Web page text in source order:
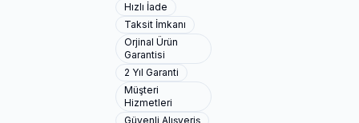
Hızlı İade
Taksit İmkanı
Orjinal Ürün
Garantisi
2 Yıl Garanti
Müşteri
Hizmetleri
Güvenli Alışveriş